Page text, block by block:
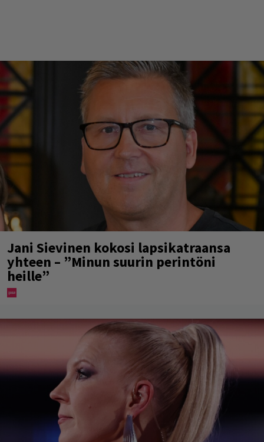
Jani Sievinen kokosi lapsikatraansa
yhteen – ”Minun suurin perintöni
heille”